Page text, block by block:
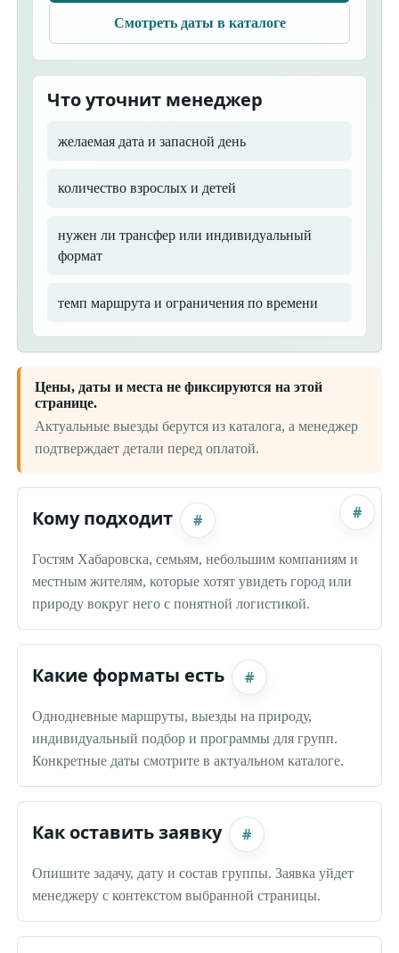
Смотреть даты в каталоге
Что уточнит менеджер
желаемая дата и запасной день
количество взрослых и детей
нужен ли трансфер или индивидуальный
формат
темп маршрута и ограничения по времени
Цены, даты и места не фиксируются на этой
странице.
Актуальные выезды берутся из каталога, а менеджер
подтверждает детали перед оплатой.
Кому подходит #
Гостям Хабаровска, семьям, небольшим компаниям и
местным жителям, которые хотят увидеть город или
природу вокруг него с понятной логистикой.
Какие форматы есть #
Однодневные маршруты, выезды на природу,
индивидуальный подбор и программы для групп.
Конкретные даты смотрите в актуальном каталоге.
Как оставить заявку #
Опишите задачу, дату и состав группы. Заявка уйдет
менеджеру с контекстом выбранной страницы.
#